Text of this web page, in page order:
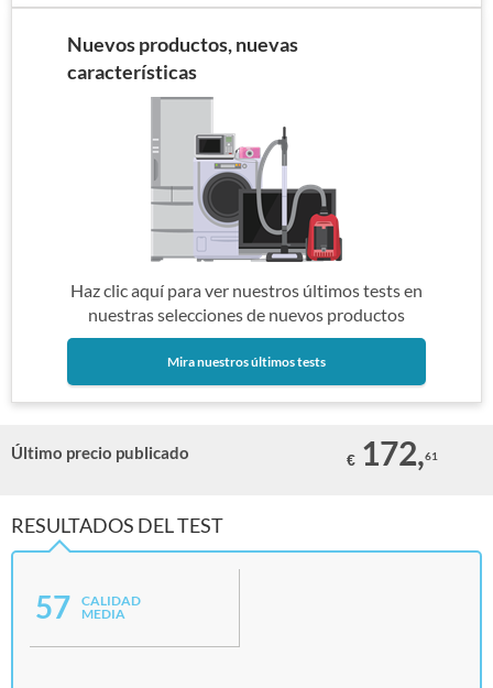
Nuevos productos, nuevas
características
Haz clic aquí para ver nuestros últimos tests en
nuestras selecciones de nuevos productos
Mira nuestros últimos tests
Último precio publicado € 172,61
RESULTADOS DEL TEST
57
CALIDAD
MEDIA